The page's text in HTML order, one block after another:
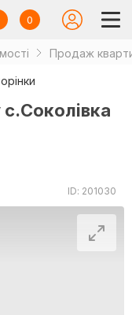
0
Продаж
ID: 201030